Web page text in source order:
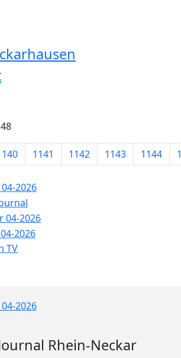
1141 1142 1143 1144
Rhein-Neckar